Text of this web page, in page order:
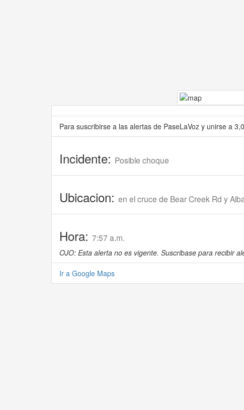
Para suscribirse a las alertas de PaseLaVoz y unirse a
Incidente: Posible choque
Ubicacion: en el cruce de Bear Creek Rd y
Hora: 7:57 a.m.
OJO: Esta alerta no es vigente. Suscribase para recibir
Ir a Google Maps